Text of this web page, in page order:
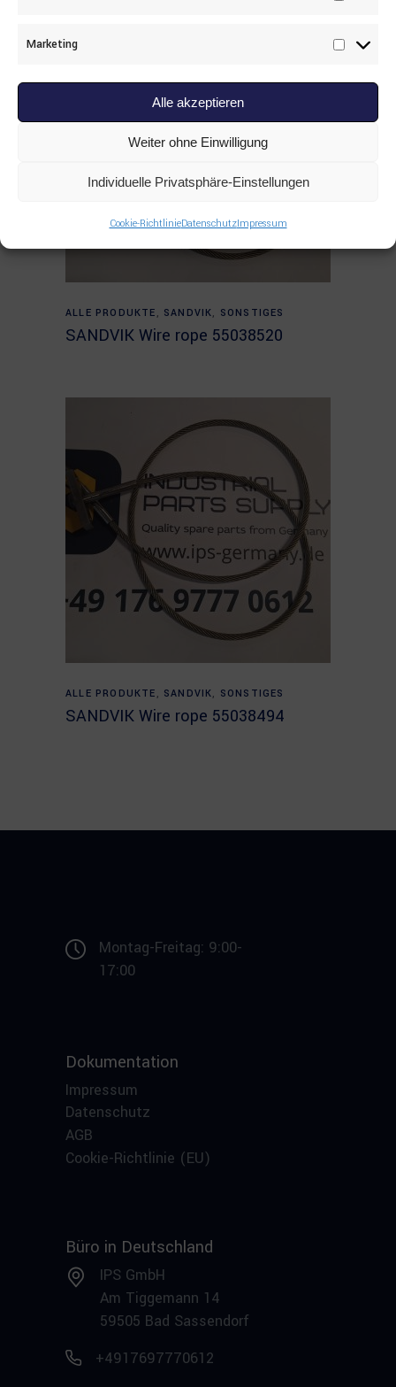
Marketing
Alle akzeptieren
Weiter ohne Einwilligung
Individuelle Privatsphäre-Einstellungen
Cookie-RichtlinieDatenschutzImpressum
Read more
ALLE PRODUKTE , SANDVIK, SONSTIGES
SANDVIK Wire rope 55038520
Read more
ALLE PRODUKTE , SANDVIK, SONSTIGES
SANDVIK Wire rope 55038494
Montag-Freitag: 9:00-
17:00
Dokumentation
Impressum
Datenschutz
AGB
Cookie-Richtlinie (EU)
Büro in Deutschland
IPS GmbH
Am Tiggemann 14
59505 Bad Sassendorf
+4917697770612